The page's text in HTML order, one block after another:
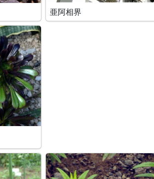
亜阿相界